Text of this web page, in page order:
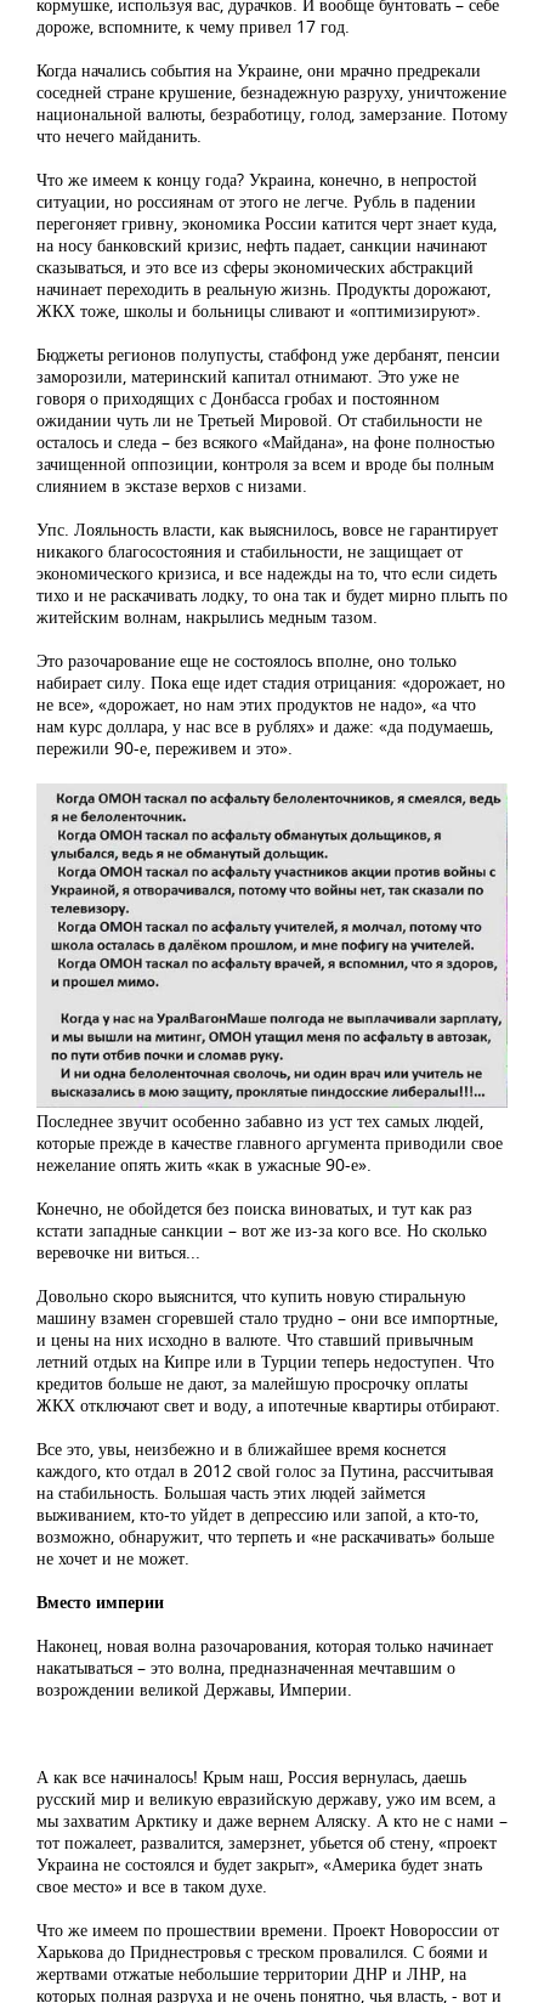
дороже, вспомните, к чему привел 17 год.
Когда начались события на Украине, они мрачно предрекали
соседней стране крушение, безнадежную разруху, уничтожение
национальной валюты, безработицу, голод, замерзание. Потому
что нечего майданить.
Что же имеем к концу года? Украина, конечно, в непростой
ситуации, но россиянам от этого не легче. Рубль в падении
перегоняет гривну, экономика России катится черт знает куда,
на носу банковский кризис, нефть падает, санкции начинают
сказываться, и это все из сферы экономических абстракций
начинает переходить в реальную жизнь. Продукты дорожают,
ЖКХ тоже, школы и больницы сливают и «оптимизируют».
Бюджеты регионов полупусты, стабфонд уже дербанят, пенсии
заморозили, материнский капитал отнимают. Это уже не
говоря о приходящих с Донбасса гробах и постоянном
ожидании чуть ли не Третьей Мировой. От стабильности не
осталось и следа – без всякого «Майдана», на фоне полностью
зачищенной оппозиции, контроля за всем и вроде бы полным
слиянием в экстазе верхов с низами.
Упс. Лояльность власти, как выяснилось, вовсе не гарантирует
никакого благосостояния и стабильности, не защищает от
экономического кризиса, и все надежды на то, что если сидеть
тихо и не раскачивать лодку, то она так и будет мирно плыть по
житейским волнам, накрылись медным тазом.
Это разочарование еще не состоялось вполне, оно только
набирает силу. Пока еще идет стадия отрицания: «дорожает, но
не все», «дорожает, но нам этих продуктов не надо», «а что
нам курс доллара, у нас все в рублях» и даже: «да подумаешь,
пережили 90-е, переживем и это».
Последнее звучит особенно забавно из уст тех самых людей,
которые прежде в качестве главного аргумента приводили свое
нежелание опять жить «как в ужасные 90-е».
Конечно, не обойдется без поиска виноватых, и тут как раз
кстати западные санкции – вот же из-за кого все. Но сколько
веревочке ни виться...
Довольно скоро выяснится, что купить новую стиральную
машину взамен сгоревшей стало трудно – они все импортные,
и цены на них исходно в валюте. Что ставший привычным
летний отдых на Кипре или в Турции теперь недоступен. Что
кредитов больше не дают, за малейшую просрочку оплаты
ЖКХ отключают свет и воду, а ипотечные квартиры отбирают.
Все это, увы, неизбежно и в ближайшее время коснется
каждого, кто отдал в 2012 свой голос за Путина, рассчитывая
на стабильность. Большая часть этих людей займется
выживанием, кто-то уйдет в депрессию или запой, а кто-то,
возможно, обнаружит, что терпеть и «не раскачивать» больше
не хочет и не может.
Вместо империи
Наконец, новая волна разочарования, которая только начинает
накатываться – это волна, предназначенная мечтавшим о
возрождении великой Державы, Империи.
А как все начиналось! Крым наш, Россия вернулась, даешь
русский мир и великую евразийскую державу, ужо им всем, а
мы захватим Арктику и даже вернем Аляску. А кто не с нами –
тот пожалеет, развалится, замерзнет, убьется об стену, «проект
Украина не состоялся и будет закрыт», «Америка будет знать
свое место» и все в таком духе.
Что же имеем по прошествии времени. Проект Новороссии от
Харькова до Приднестровья с треском провалился. С боями и
жертвами отжатые небольшие территории ДНР и ЛНР, на
которых полная разруха и не очень понятно, чья власть, - вот и